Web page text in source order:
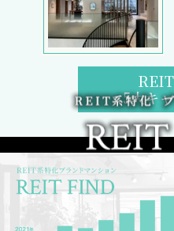
5大キ